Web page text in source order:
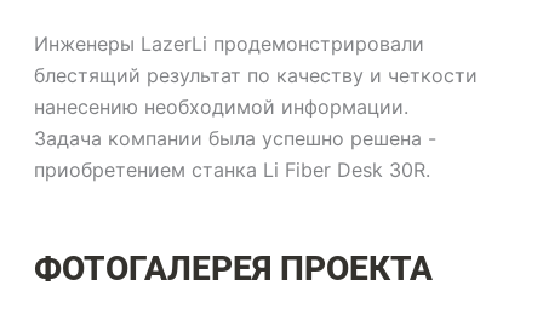
Инженеры LazerLi продемонстрировали
блестящий результат по качеству и четкости
нанесению необходимой информации.
Задача компании была успешно решена -
приобретением станка Li Fiber Desk 30R.
ФОТОГАЛЕРЕЯ ПРОЕКТА